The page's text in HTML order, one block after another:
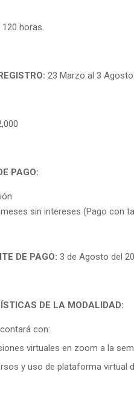
120 horas.
23 Marzo al 3
PAGO:
sin intereses (Pago con
DE PAGO: 3 de Agosto del
DE LA MODALIDAD:
con:
virtuales en zoom a la
y uso de plataforma virtual